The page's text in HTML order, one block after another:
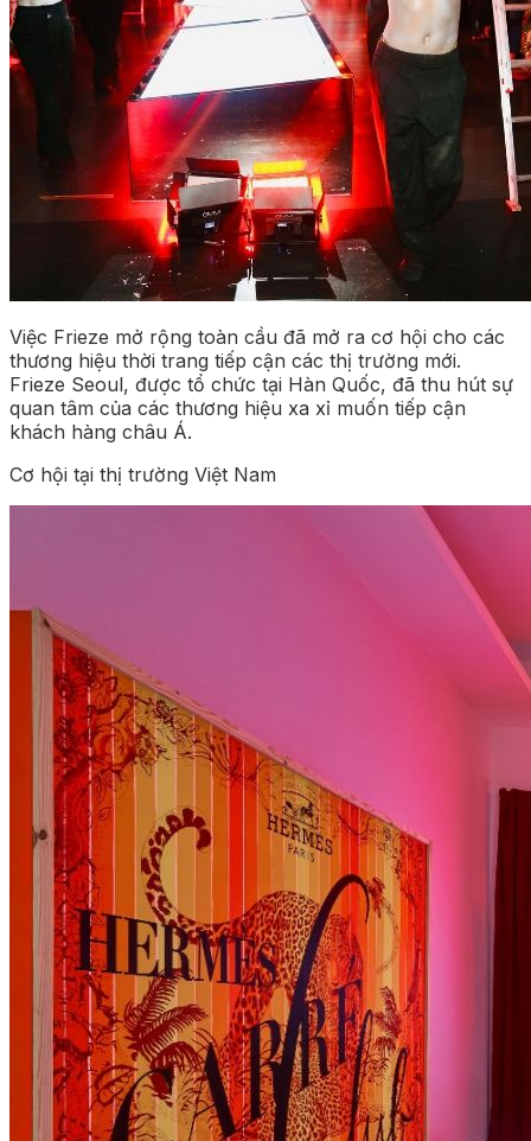
Việc Frieze mở rộng toàn cầu đã mở ra cơ hội cho các
thương hiệu thời trang tiếp cận các thị trường mới.
Frieze Seoul, được tổ chức tại Hàn Quốc, đã thu hút sự
quan tâm của các thương hiệu xa xỉ muốn tiếp cận
khách hàng châu Á.
Cơ hội tại thị trường Việt Nam